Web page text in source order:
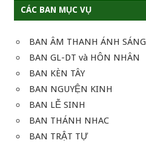
CÁC BAN MỤC VỤ
BAN ÂM THANH ÁNH SÁNG
BAN GL-DT và HÔN NHÂN
BAN KÈN TÂY
BAN NGUYỆN KINH
BAN LỄ SINH
BAN THÁNH NHAC
BAN TRẬT TỰ